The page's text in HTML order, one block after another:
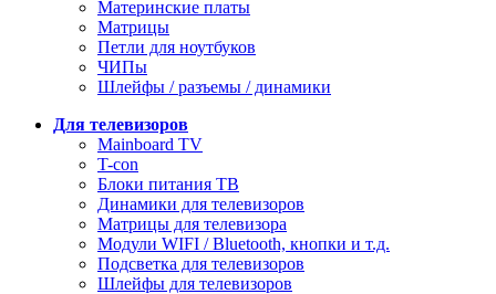
Материнские платы
Матрицы
Петли для ноутбуков
ЧИПы
Шлейфы / разъемы / динамики
Для телевизоров
Mainboard TV
T-con
Блоки питания ТВ
Динамики для телевизоров
Матрицы для телевизора
Модули WIFI / Bluetooth, кнопки и т.д.
Подсветка для телевизоров
Шлейфы для телевизоров